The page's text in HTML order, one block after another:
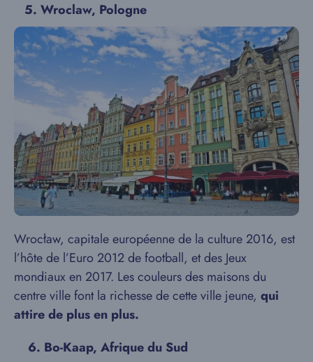
5. Wroclaw, Pologne
Wrocław, capitale européenne de la culture 2016, est
l’hôte de l’Euro 2012 de football, et des Jeux
mondiaux en 2017. Les couleurs des maisons du
centre ville font la richesse de cette ville jeune, qui
attire de plus en plus.
6. Bo-Kaap, Afrique du Sud